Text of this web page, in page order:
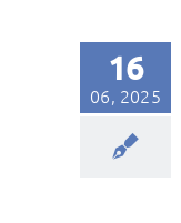
16
06, 2025